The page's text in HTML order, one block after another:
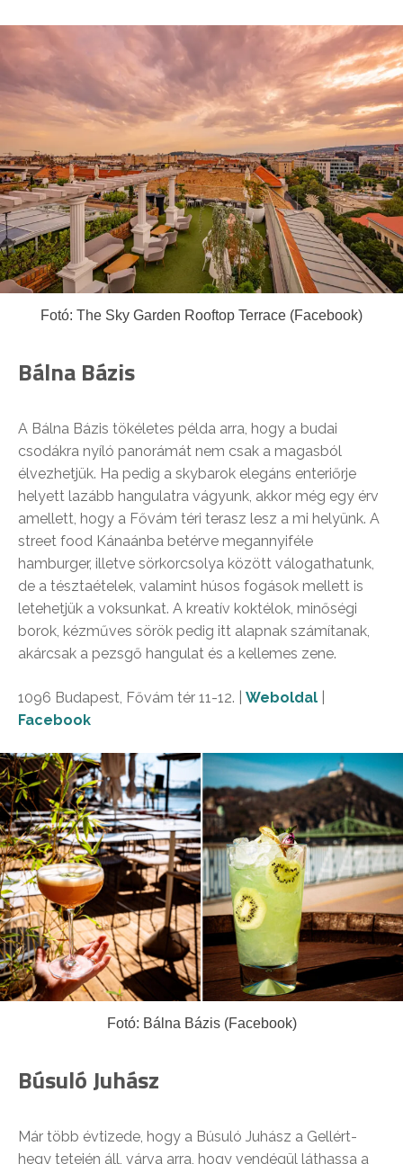
Fotó: The Sky Garden Rooftop Terrace (Facebook)
Bálna Bázis
A Bálna Bázis tökéletes példa arra, hogy a budai
csodákra nyíló panorámát nem csak a magasból
élvezhetjük. Ha pedig a skybarok elegáns enteriőrje
helyett lazább hangulatra vágyunk, akkor még egy érv
amellett, hogy a Fővám téri terasz lesz a mi helyünk. A
street food Kánaánba betérve megannyiféle
hamburger, illetve sörkorcsolya között válogathatunk,
de a tésztaételek, valamint húsos fogások mellett is
letehetjük a voksunkat. A kreatív koktélok, minőségi
borok, kézműves sörök pedig itt alapnak számítanak,
akárcsak a pezsgő hangulat és a kellemes zene.
1096 Budapest, Fővám tér 11-12. | Weboldal
Facebook
Fotó: Bálna Bázis (Facebook)
Búsuló Juhász
Már több évtizede, hogy a Búsuló Juhász a Gellért-
hegy tetején áll, várva arra, hogy vendégül láthassa a